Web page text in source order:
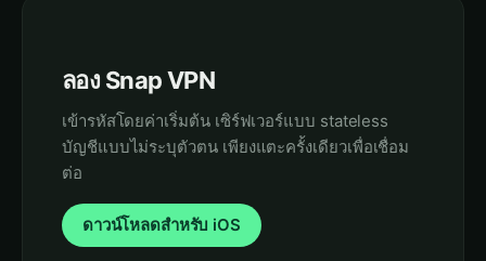
ลอง Snap VPN
เข้ารหัสโดยค่าเริ่มต้น เซิร์ฟเวอร์แบบ stateless
บัญชีแบบไม่ระบุตัวตน เพียงแตะครั้งเดียวเพื่อเชื่อม
ต่อ
ดาวน์โหลดสำหรับ iOS